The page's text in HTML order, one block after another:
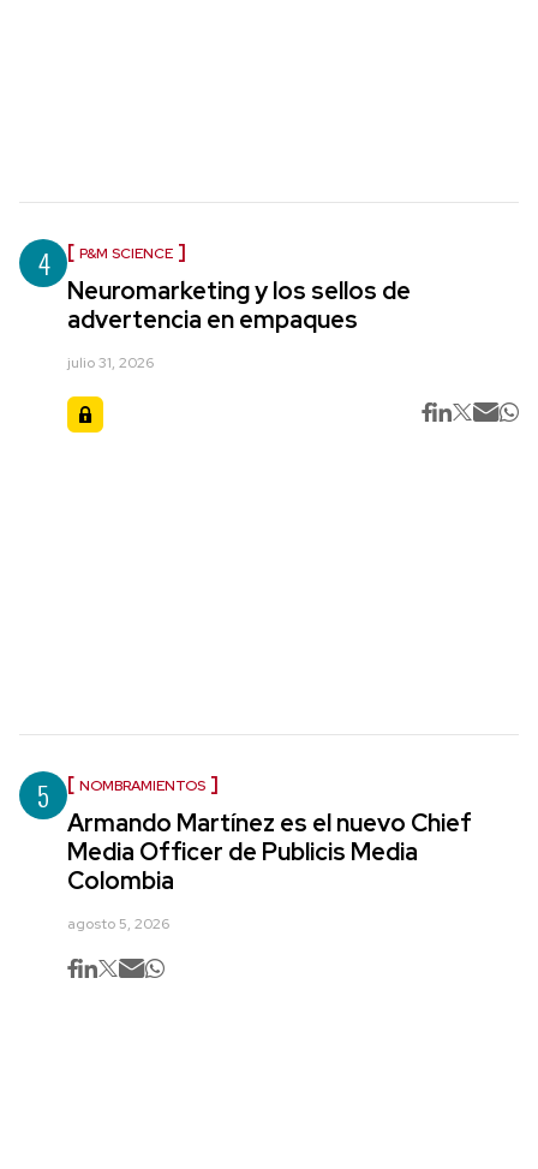
4 P&M SCIENCE
Neuromarketing y los sellos de
advertencia en empaques
julio 31, 2026
5 NOMBRAMIENTOS
Armando Martínez es el nuevo Chief
Media Officer de Publicis Media
Colombia
agosto 5, 2026